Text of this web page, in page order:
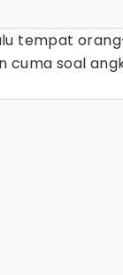
tempat
cuma soal